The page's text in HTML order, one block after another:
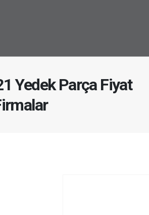
Yedek Parça Fiyat